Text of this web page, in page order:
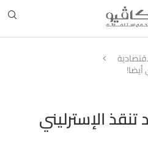
أيضا!
تنقذ الإسترليني